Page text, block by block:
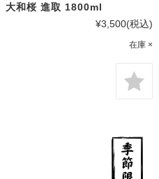
大和桜 進取 1800ml
¥3,500(税込)
在庫 ×